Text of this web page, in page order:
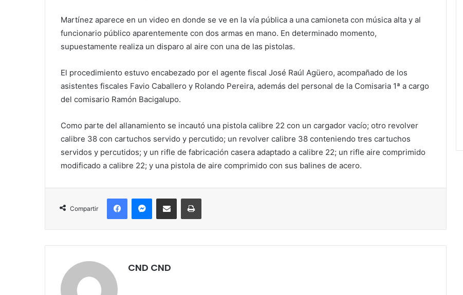
Martínez aparece en un video en donde se ve en la vía pública a una camioneta con música alta y al
funcionario público aparentemente con dos armas en mano. En determinado momento,
supuestamente realiza un disparo al aire con una de las pistolas.
El procedimiento estuvo encabezado por el agente fiscal José Raúl Agüero, acompañado de los
asistentes fiscales Favio Caballero y Rolando Pereira, además del personal de la Comisaria 1ª a cargo
del comisario Ramón Bacigalupo.
Como parte del allanamiento se incautó una pistola calibre 22 con un cargador vacío; otro revolver
calibre 38 con cartuchos servido y percutido; un revolver calibre 38 conteniendo tres cartuchos
servidos y percutidos; y un rifle de fabricación casera adaptado a calibre 22; un rifle aire comprimido
modificado a calibre 22; y una pistola de aire comprimido con sus balines de acero.
Compartir
FacebookMessengerCompartir por correo electrónicoImprimir
CND CND